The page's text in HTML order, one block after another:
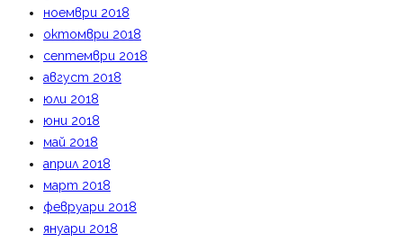
ноември 2018
октомври 2018
септември 2018
август 2018
юли 2018
юни 2018
май 2018
април 2018
март 2018
февруари 2018
януари 2018